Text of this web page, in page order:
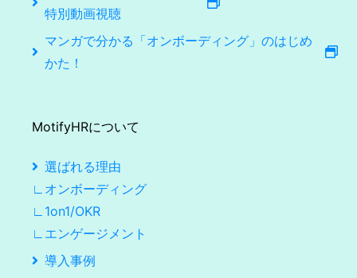
特別動画視聴
マンガで分かる「オンボーディング」のはじめ
かた！
MotifyHRについて
選ばれる理由
∟オンボーディング
∟1on1/OKR
∟エンゲージメント
導入事例